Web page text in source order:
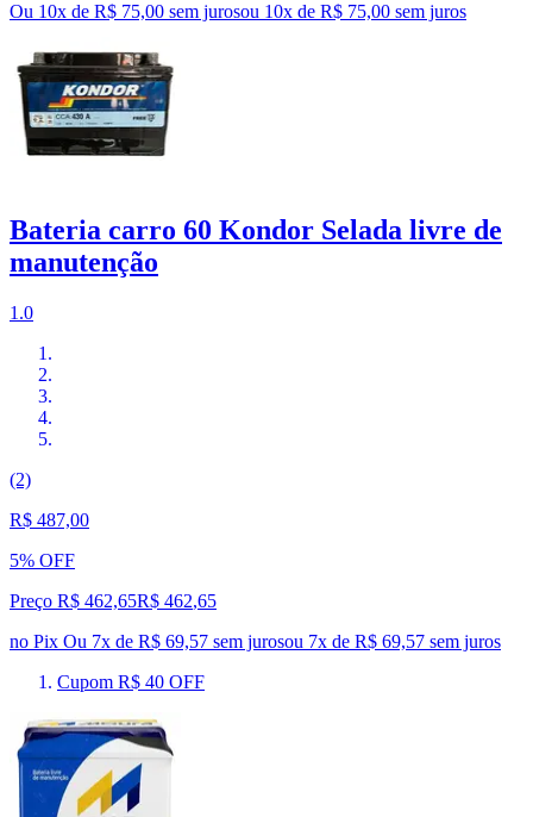
Ou 10x de R$ 75,00 sem jurosou 10x de R$ 75,00 sem juros
Bateria carro 60 Kondor Selada livre de
manutenção
1.0
(2)
R$ 487,00
5% OFF
Preço R$ 462,65R$ 462,65
no Pix Ou 7x de R$ 69,57 sem jurosou 7x de R$ 69,57 sem juros
Cupom R$ 40 OFF